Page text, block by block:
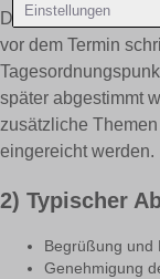
Einstellungen
Die
vor dem Termin
später abgestimmt
zusätzliche
eingereicht werden.
2) Typischer
Begrüßung und
Genehmigung